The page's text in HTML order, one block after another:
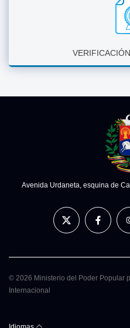
Avenida Urdaneta, esquina de
© 2026 Ministerio del Poder Popular
Internacional